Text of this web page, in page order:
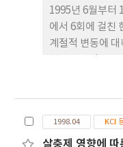
1995년 6월부터
에서 6회에 걸친
계절적 변동에
물 3종, 윤충류
하여 가장 다양한
후인 1995년 7월
1998.04 KCI